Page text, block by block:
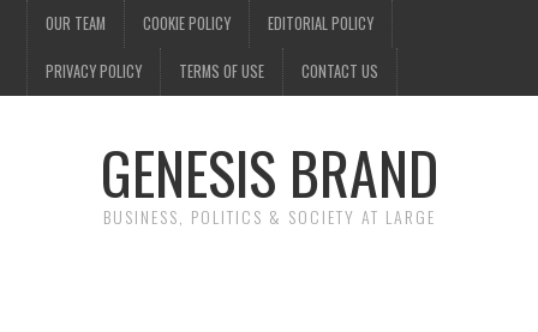
OUR TEAM COOKIE POLICY EDITORIAL POLICY
PRIVACY POLICY TERMS OF USE CONTACT US
GENESIS BRAND
BUSINESS, POLITICS & SOCIETY AT LARGE